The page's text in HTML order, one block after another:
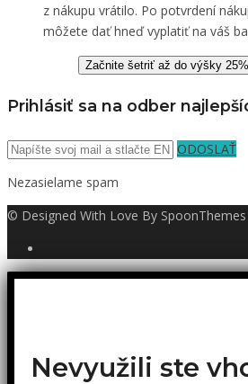
z nákupu vrátilo. Po potvrdení
môžete dať hneď vyplatiť na váš
Začnite šetriť až do výšky
Prihlásiť sa na odber
ODOSLAŤ
Nezasielame spam
© Designed With Love By SpoonThemes
Nevyužili ste